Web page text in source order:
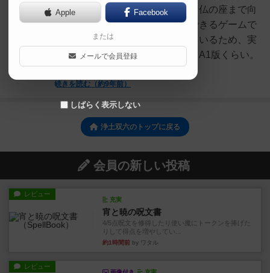
ですが、輪廻の輪から抜け出して仏の座まで向
かうことが解脱。という体験ができるゲームで
す。円筒の中に丸めて頒布されているため、実
際広げてみると結構大きいです。A1版くらい。
また、丸まってい...
続きを読む（約9年前）
浄土双六のトップに戻る
会員の新しい投稿
レビュー
充実
宵と暁の呪文書
4/5点呪文を修得したり使い魔にトークンを捧げた
りして得点を増やしてい...
約1時間前 by ワタル
レビュー
Apple Facebook
または
メールで会員登録
しばらく表示しない